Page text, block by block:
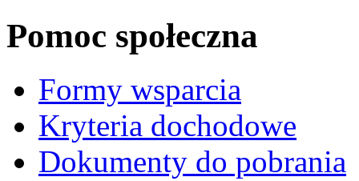
Pomoc społeczna
Formy wsparcia
Kryteria dochodowe
Dokumenty do pobrania